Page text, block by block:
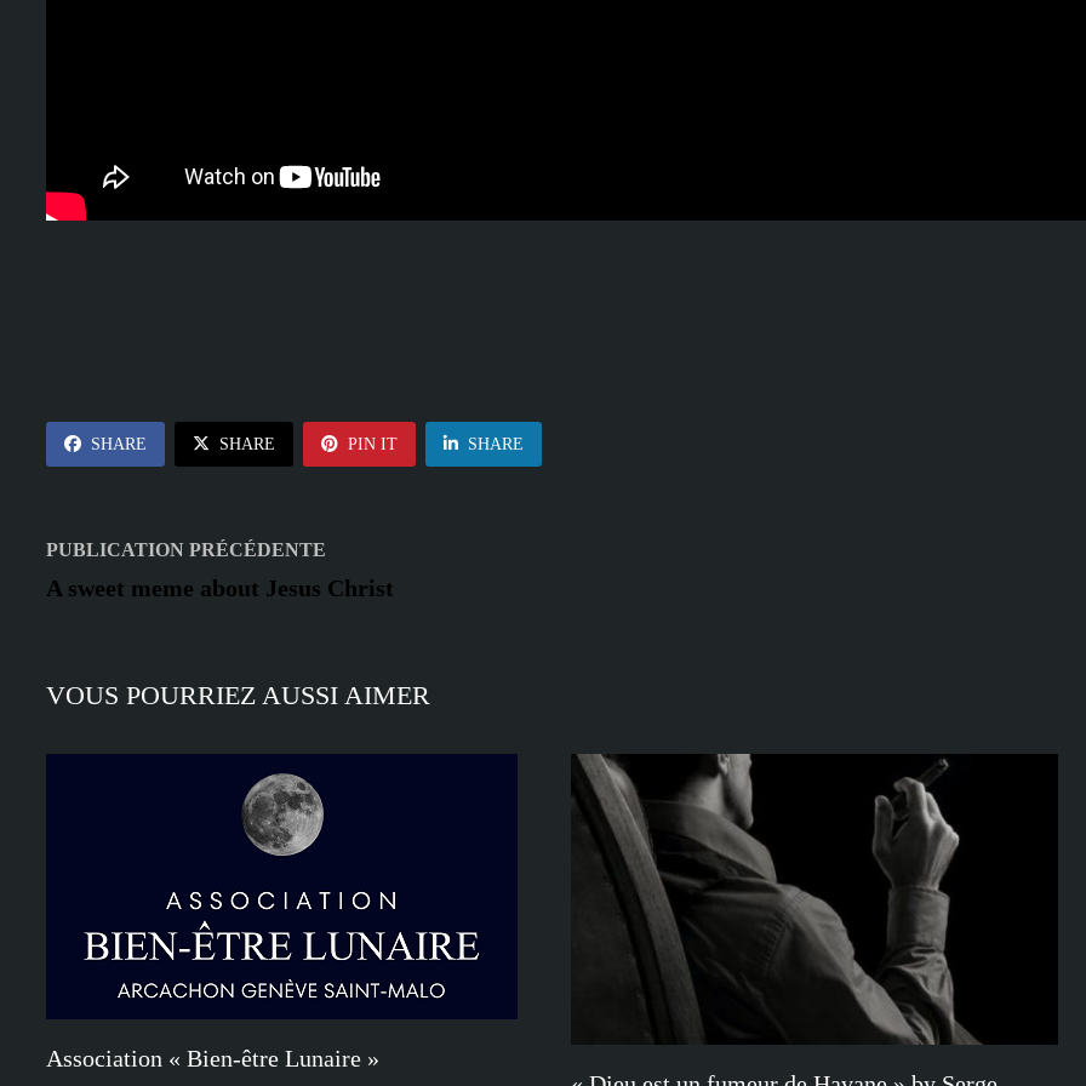
SHARE SHARE PIN IT SHARE
Navigation
de
PUBLICATION PRÉCÉDENTE
précédente :
A sweet meme about Jesus Christ
VOUS POURRIEZ AUSSI AIMER
Association « Bien-être Lunaire »